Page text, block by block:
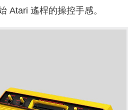
Atari 遙桿的操控手感。